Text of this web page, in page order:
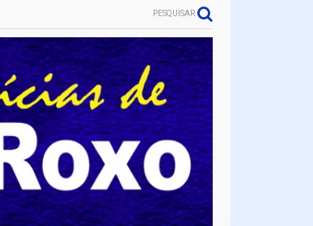
PESQUISAR